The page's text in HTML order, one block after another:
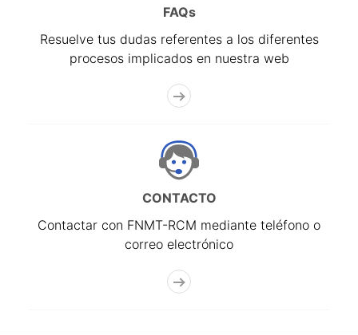
FAQs
Resuelve tus dudas referentes a los diferentes
procesos implicados en nuestra web
CONTACTO
Contactar con FNMT-RCM mediante teléfono o
correo electrónico